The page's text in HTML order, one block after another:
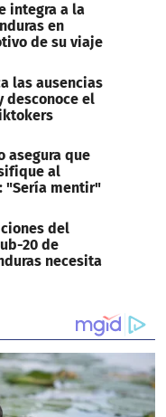
integra a la
en
de su viaje
las ausencias
desconoce el
asegura que
al
"Sería mentir"
del
20 de
necesita